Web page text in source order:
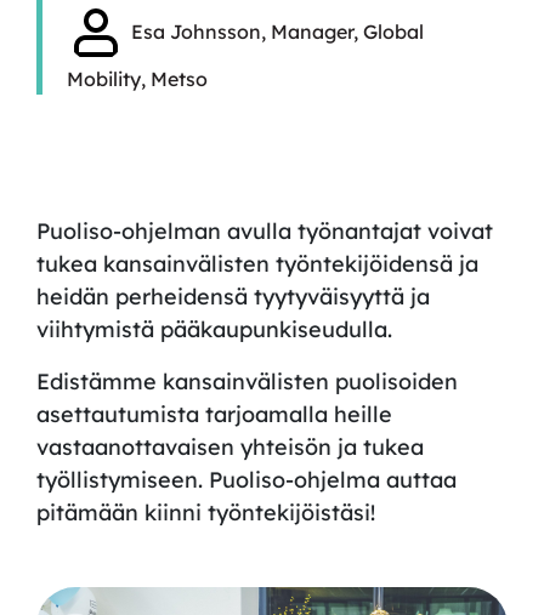
Esa Johnsson, Manager, Global
Mobility, Metso
Puoliso-ohjelman avulla työnantajat voivat
tukea kansainvälisten työntekijöidensä ja
heidän perheidensä tyytyväisyyttä ja
viihtymistä pääkaupunkiseudulla.
Edistämme kansainvälisten puolisoiden
asettautumista tarjoamalla heille
vastaanottavaisen yhteisön ja tukea
työllistymiseen. Puoliso-ohjelma auttaa
pitämään kiinni työntekijöistäsi!